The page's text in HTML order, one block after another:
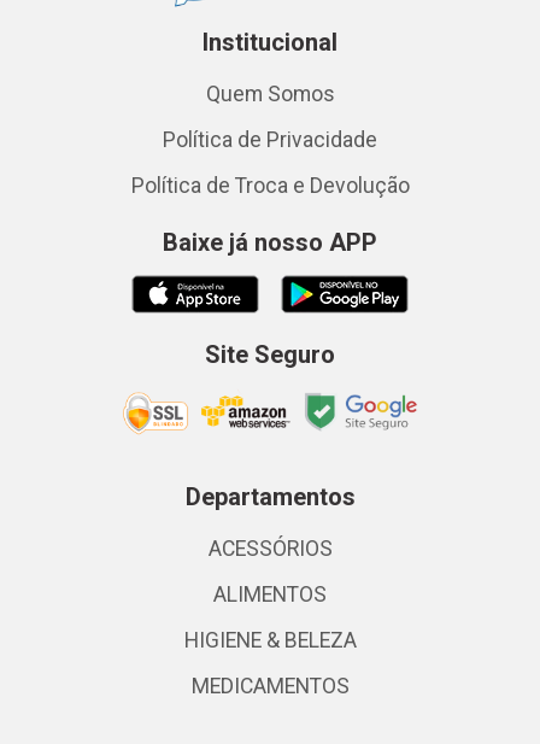
Institucional
Quem Somos
Política de Privacidade
Política de Troca e Devolução
Baixe já nosso APP
Site Seguro
Departamentos
ACESSÓRIOS
ALIMENTOS
HIGIENE & BELEZA
MEDICAMENTOS